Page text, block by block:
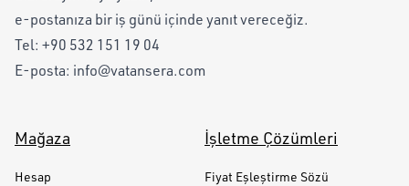
e-postanıza bir iş günü içinde yanıt vereceğiz.
Tel: +90 532 151 19 04
E-posta: info@vatansera.com
Mağaza
Hesap
İşletme Çözümleri
Fiyat Eşleştirme Sözü